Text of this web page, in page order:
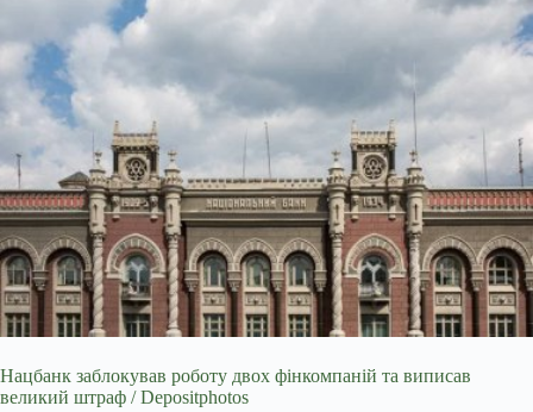
Нацбанк заблокував роботу двох фінкомпаній та виписав
великий штраф / Depositphotos